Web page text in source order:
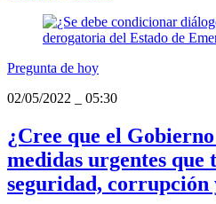
Pregunta de hoy
02/05/2022
05:30
¿Cree que el
medidas urgentes que
seguridad, corrupción